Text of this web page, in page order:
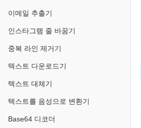
이메일 추출기
인스타그램 줄 바꿈기
중복 라인 제거기
텍스트 다운로드기
텍스트 대체기
텍스트를 음성으로 변환기
Base64 디코더